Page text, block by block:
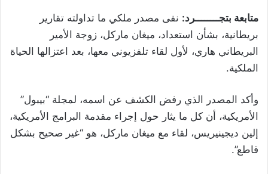
متابعة بتجــــــــرد: نفى مصدر ملكي ما تداولته تقارير
بريطانية، بشأن استعداد، ميغان ماركل، زوجة الأمير
البريطاني هاري، لأول لقاء تلفزيوني معها، بعد اعتزالها الحياة
الملكية.
وأكد المصدر الذي رفض الكشف عن اسمه، لمجلة “بيبول”
الأمريكية، أن كل ما يثار حول إجراء مقدمة البرامج الأمريكية،
إلين ديجينيريس، لقاء مع ميغان ماركل، هو “غير صحيح بشكل
قاطع”.